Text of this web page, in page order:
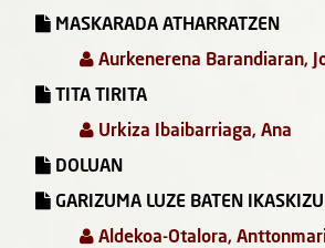
MASKARADA ATHARRATZEN
Aurkenerena Barandiaran,
TITA TIRITA
Urkiza Ibaibarriaga, Ana
DOLUAN
GARIZUMA LUZE BATEN
Aldekoa-Otalora,